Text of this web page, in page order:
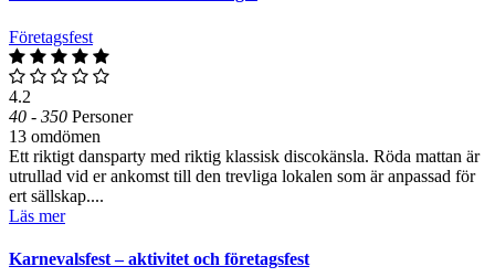
Företagsfest
4.2
40 - 350 Personer
13 omdömen
Ett riktigt dansparty med riktig klassisk discokänsla. Röda mattan är
utrullad vid er ankomst till den trevliga lokalen som är anpassad för
ert sällskap....
Läs mer
Karnevalsfest – aktivitet och företagsfest